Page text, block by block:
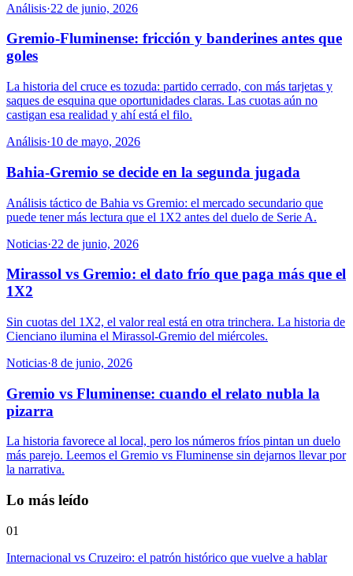
Análisis·22 de junio, 2026
Gremio-Fluminense: fricción y banderines antes que
goles
La historia del cruce es tozuda: partido cerrado, con más tarjetas y
saques de esquina que oportunidades claras. Las cuotas aún no
castigan esa realidad y ahí está el filo.
Análisis·10 de mayo, 2026
Bahia-Gremio se decide en la segunda jugada
Análisis táctico de Bahia vs Gremio: el mercado secundario que
puede tener más lectura que el 1X2 antes del duelo de Serie A.
Noticias·22 de junio, 2026
Mirassol vs Gremio: el dato frío que paga más que el
1X2
Sin cuotas del 1X2, el valor real está en otra trinchera. La historia de
Cienciano ilumina el Mirassol-Gremio del miércoles.
Noticias·8 de junio, 2026
Gremio vs Fluminense: cuando el relato nubla la
pizarra
La historia favorece al local, pero los números fríos pintan un duelo
más parejo. Leemos el Gremio vs Fluminense sin dejarnos llevar por
la narrativa.
Lo más leído
01
Internacional vs Cruzeiro: el patrón histórico que vuelve a hablar